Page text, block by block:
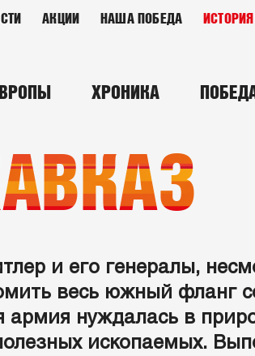
АКЦИИ НАША ПОБЕДА ИСТОРИЯ
ХРОНИКА
и его генералы,
весь южный фланг
армия нуждалась в
ископаемых.